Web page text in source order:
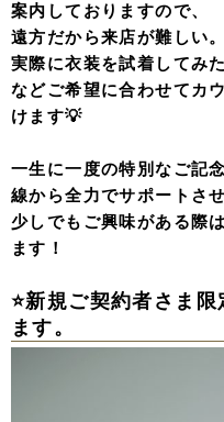
案内しておりますので、
遠方だから来店が難しい。
実際に衣装を試着してみた
などご希望に合わせてカ
けます💡
一生に一度の特別なご記
線から全力でサポートさ
少しでもご興味がある際
ます！
⭐新規ご契約者さま
ます。